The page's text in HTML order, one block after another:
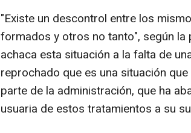
"Existe un descontrol entre los
formados y otros no tanto", según la
achaca esta situación a la falta de
reprochado que es una situación
parte de la administración, que ha
usuaria de estos tratamientos a su